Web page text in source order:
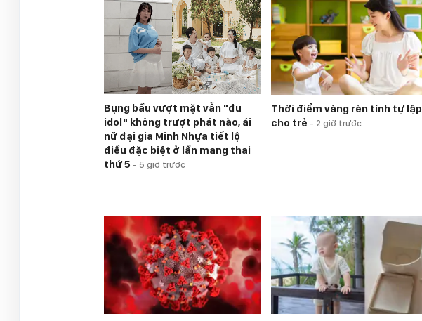
Bụng bầu vượt mặt vẫn "đu
idol" không trượt phát nào, ái
nữ đại gia Minh Nhựa tiết lộ
điều đặc biệt ở lần mang thai
thứ 5 - 5 giờ trước
Thời điểm vàng rèn tính tự lập
cho trẻ - 2 giờ trước